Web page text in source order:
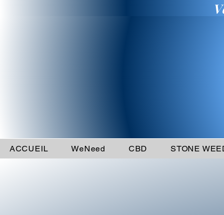
ACCUEIL WeNeed CBD STONE